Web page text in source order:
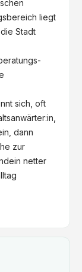
liegt
Stadt
sich, oft
dann
zur
netter